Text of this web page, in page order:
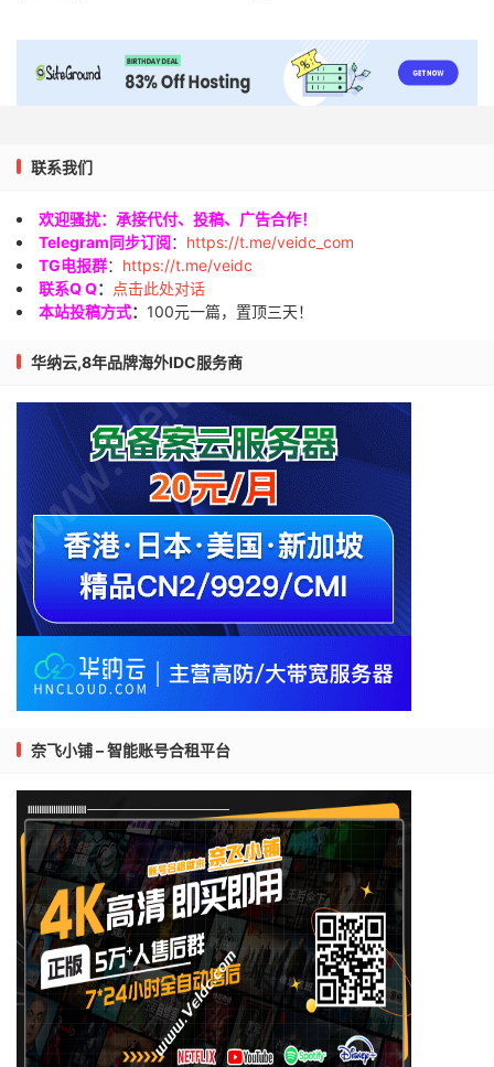
联系我们
欢迎骚扰：承接代付、投稿、广告合作！
Telegram同步订阅： https://t.me/veidc_com
TG电报群： https://t.me/veidc
联系Q Q：
点击此处对话
本站投稿方式： 100元一篇，置顶三天！
华纳云,8年品牌海外IDC服务商
奈飞小铺 – 智能账号合租平台